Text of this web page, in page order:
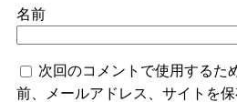
名前
次回のコメントで使用するた
前、メールアドレス、サイトを保